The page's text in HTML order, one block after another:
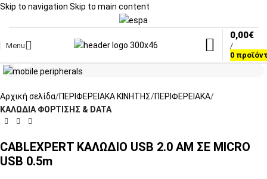
Skip to navigation Skip to main content
Menu
0
/
0,00€
Αρχική σελίδα ΠΕΡΙΦΕΡΕΙΑΚΑ ΚΙΝΗΤΗΣ ΠΕΡΙΦΕΡΕΙΑΚΑ
ΚΑΛΩΔΙΑ ΦΟΡΤΙΣΗΣ & DATA
CABLEXPERT ΚΑΛΩΔΙΟ USB 2.0 AM ΣΕ MICRO
USB 0.5m